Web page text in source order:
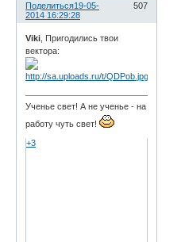
Поделиться 507
19-05-
2014 16:29:28
Viki , Пригодились твои
вектора:
Ученье свет! А не ученье - на
работу чуть свет!
+3